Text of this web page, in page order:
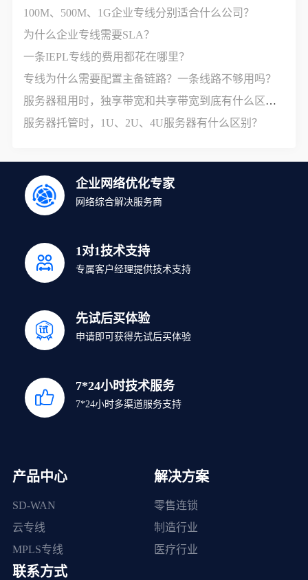
100M、500M、1G企业专线分别适合什么公司？
为什么企业专线需要SLA？
一条IEPL专线的费用都花在哪里？
专线为什么需要配置主备链路？一条线路不够用吗？
服务器租用时，独享带宽和共享带宽到底有什么区别？
服务器托管时，1U、2U、4U服务器有什么区别？
企业网络优化专家
网络综合解决服务商
1对1技术支持
专属客户经理提供技术支持
先试后买体验
申请即可获得先试后买体验
7*24小时技术服务
7*24小时多渠道服务支持
产品中心
SD-WAN
云专线
MPLS专线
解决方案
零售连锁
制造行业
医疗行业
联系方式